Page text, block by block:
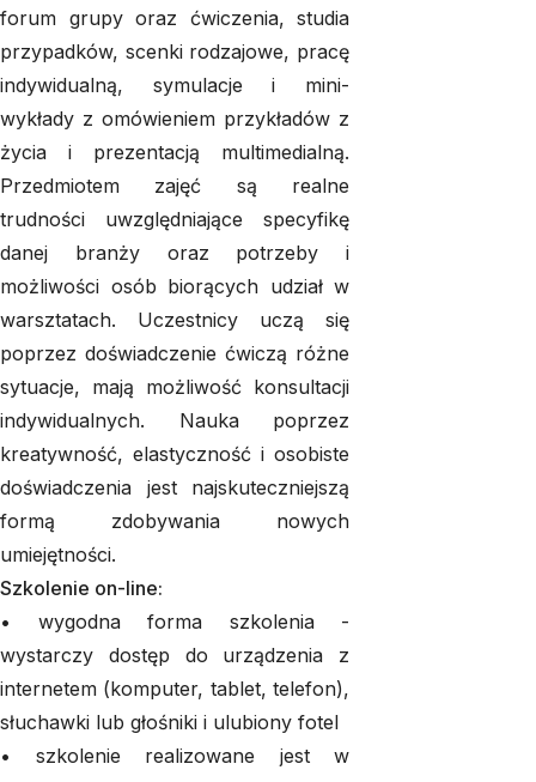
forum grupy oraz ćwiczenia, studia
przypadków, scenki rodzajowe, pracę
indywidualną, symulacje i mini-
wykłady z omówieniem przykładów z
życia i prezentacją multimedialną.
Przedmiotem zajęć są realne
trudności uwzględniające specyfikę
danej branży oraz potrzeby i
możliwości osób biorących udział w
warsztatach. Uczestnicy uczą się
poprzez doświadczenie ćwiczą różne
sytuacje, mają możliwość konsultacji
indywidualnych. Nauka poprzez
kreatywność, elastyczność i osobiste
doświadczenia jest najskuteczniejszą
formą zdobywania nowych
umiejętności.
Szkolenie on-line:
• wygodna forma szkolenia -
wystarczy dostęp do urządzenia z
internetem (komputer, tablet, telefon),
słuchawki lub głośniki i ulubiony fotel
• szkolenie realizowane jest w